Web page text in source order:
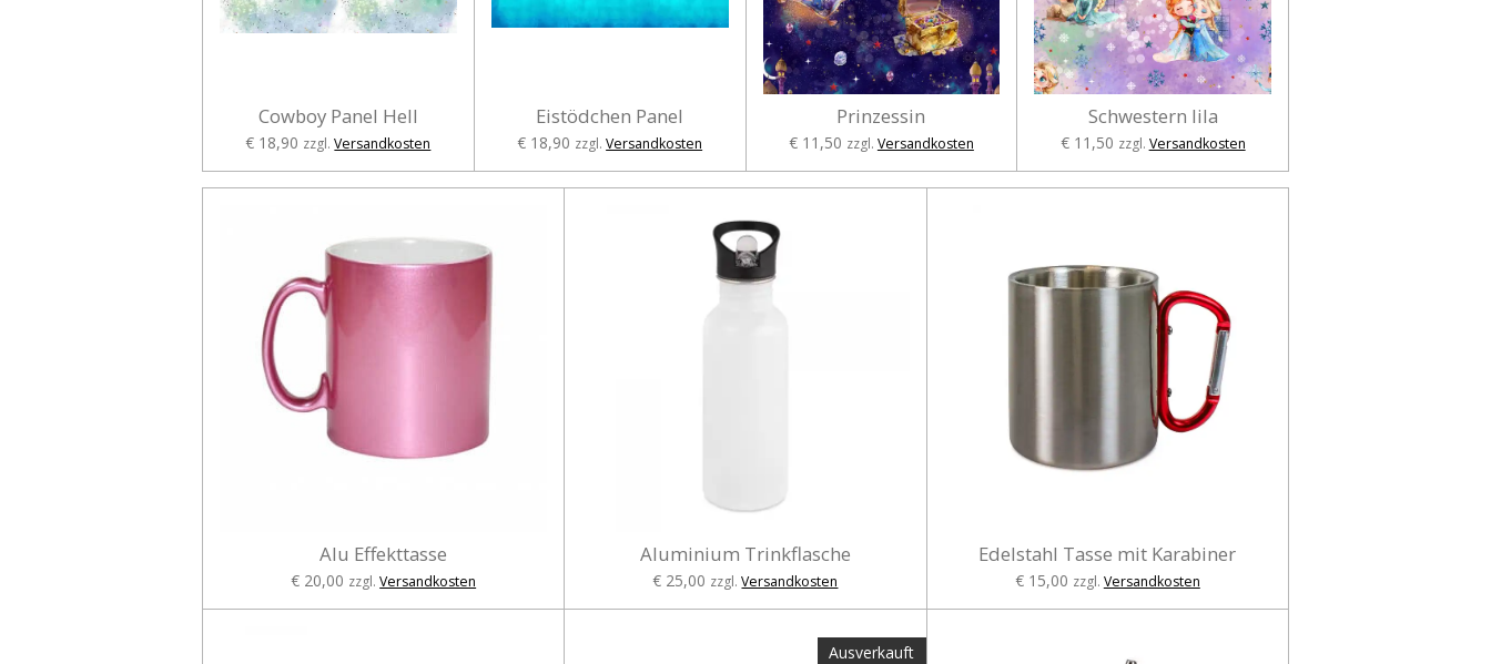
Cowboy Panel Hell
€ 18,90 zzgl.Versandkosten
Eistödchen Panel
€ 18,90 zzgl.Versandkosten
Prinzessin
€ 11,50 zzgl. Versandkosten
Schwestern lila
€ 11,50 zzgl. Versandkosten
Alu Effekttasse
€ 20,00 zzgl.Versandkosten
Aluminium Trinkflasche
€ 25,00 zzgl.Versandkosten
Edelstahl Tasse mit Karabiner
€ 15,00 zzgl. Versandkosten
Ausverkauft